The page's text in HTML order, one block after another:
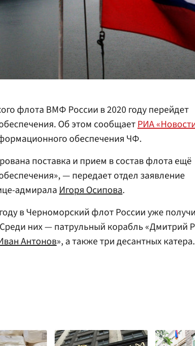
флота ВМФ России в 2020 году перейдет
Об этом сообщаетРИА
обеспечения ЧФ.
поставка и прием в состав флота ещё
— передает отдел заявление
адмиралаИгоря Осипова.
в Черноморский флот России уже
них — патрульный корабль «Дмитрий
Антонов», а также три десантных катера.